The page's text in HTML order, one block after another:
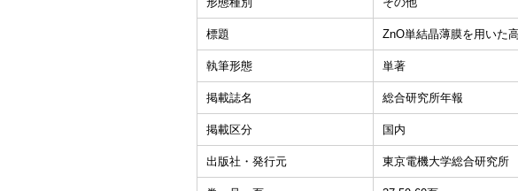
標題 ZnO単結晶薄膜を用いた
執筆形態 単著
掲載誌名 総合研究所年報
掲載区分 国内
出版社・発行元 東京電機大学総合研究所